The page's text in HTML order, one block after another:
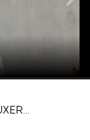
SONNY LAITON A L'AJ AUXERRE